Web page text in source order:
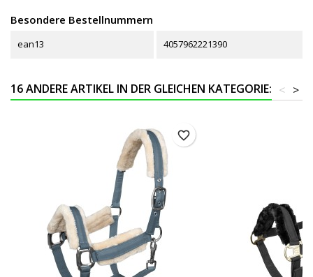
Besondere Bestellnummern
ean13 4057962221390
16 ANDERE ARTIKEL IN DER GLEICHEN KATEGORIE: >
<
favorite_border